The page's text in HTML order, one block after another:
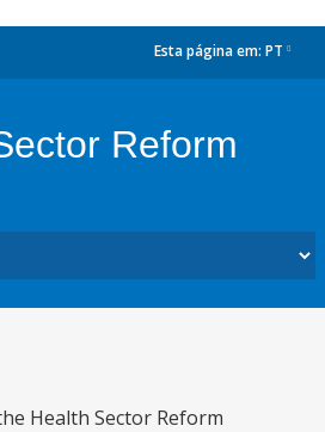
Esta página em: PT
Reform
Health Sector Reform